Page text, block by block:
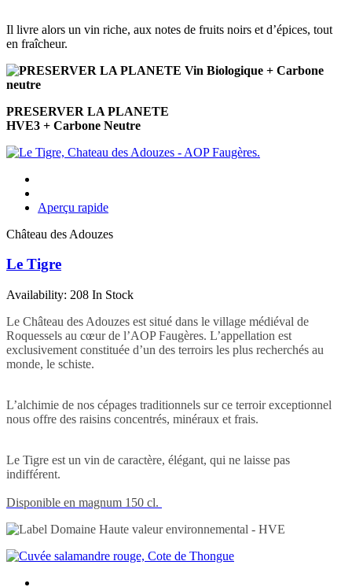
Il livre alors un vin riche, aux notes de fruits noirs et d’épices, tout
en fraîcheur.
PRESERVER LA PLANETE
HVE3 + Carbone Neutre
Aperçu rapide
Château des Adouzes
Le Tigre
Availability: 208 In Stock
Le Château des Adouzes est situé dans le village médiéval de
Roquessels au cœur de l’AOP Faugères. L’appellation est
exclusivement constituée d’un des terroirs les plus recherchés au
monde, le schiste.
L’alchimie de nos cépages traditionnels sur ce terroir exceptionnel
nous offre des raisins concentrés, minéraux et frais.
Le Tigre est un vin de caractère, élégant, qui ne laisse pas
indifférent.
Disponible en magnum 150 cl.